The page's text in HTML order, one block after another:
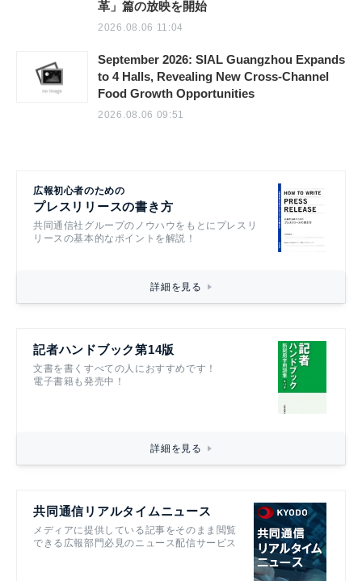
革」篇の放映を開始
2026.08.06 11:04
September 2026: SIAL Guangzhou Expands
to 4 Halls, Revealing New Cross-Channel
Food Growth Opportunities
2026.08.06 09:51
広報初心者のための
プレスリリースの書き方
共同通信社グループのノウハウをもとにプレスリ
リースの基本的なポイントを解説！
詳細を見る
記者ハンドブック第14版
文書を書くすべての人におすすめです！
電子書籍も発売中！
詳細を見る
共同通信リアルタイムニュース
メディアに提供している記事をそのまま閲覧
できる広報部門必見のニュース配信サービス